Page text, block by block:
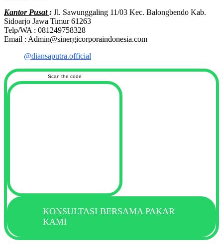
Kantor Pusat: Jl. Sawunggaling 11/03 Kec. Balongbendo Kab.
Sidoarjo Jawa Timur 61263
Telp/WA : 081249758328
Email : Admin@sinergicorporaindonesia.com
@diansaputra.official
Scan the code
KONSULTASI BERSAMA PAKAR
KAMI